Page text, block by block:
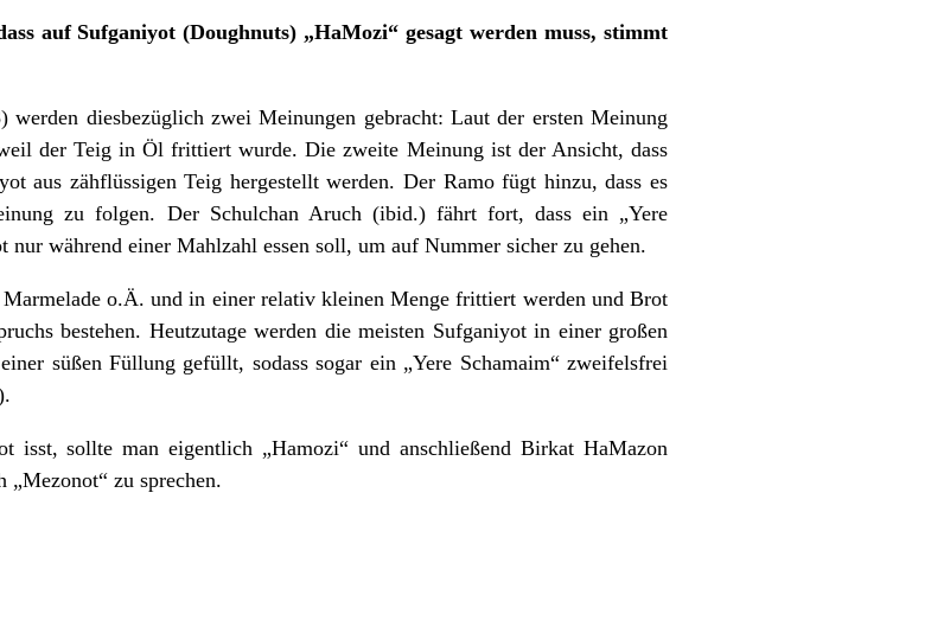
auf Sufganiyot (Doughnuts) „HaMozi“ gesagt werden muss, stimmt
diesbezüglich zwei Meinungen gebracht: Laut der ersten Meinung
der Teig in Öl frittiert wurde. Die zweite Meinung ist der Ansicht, dass
aus zähflüssigen Teig hergestellt werden. Der Ramo fügt hinzu, dass es
zu folgen. Der Schulchan Aruch (ibid.) fährt fort, dass ein „Yere
nur während einer Mahlzahl essen soll, um auf Nummer sicher zu gehen.
o.Ä. und in einer relativ kleinen Menge frittiert werden und Brot
bestehen. Heutzutage werden die meisten Sufganiyot in einer großen
süßen Füllung gefüllt, sodass sogar ein „Yere Schamaim“ zweifelsfrei
isst, sollte man eigentlich „Hamozi“ und anschließend Birkat HaMazon
„Mezonot“ zu sprechen.